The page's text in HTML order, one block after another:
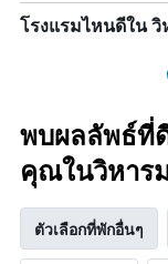
โรงแรมไหนดีใน วิ
พบผลลัพธ์ที่
คุณในวิหาร
ตัวเลือกที่พักอื่นๆ